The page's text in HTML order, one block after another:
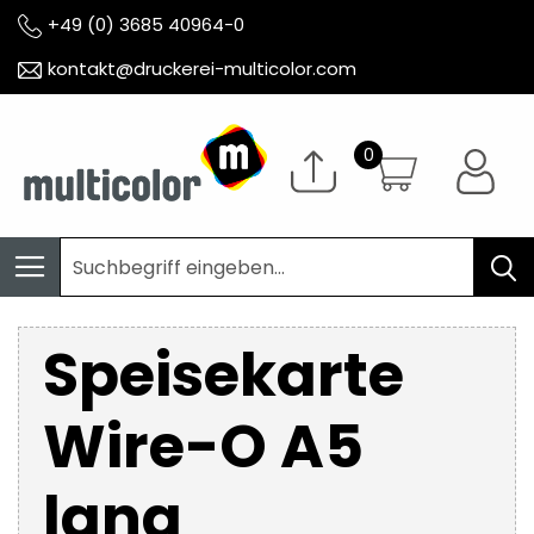
+49 (0) 3685 40964-0
kontakt@druckerei-multicolor.com
Speisekarte
Wire-O A5